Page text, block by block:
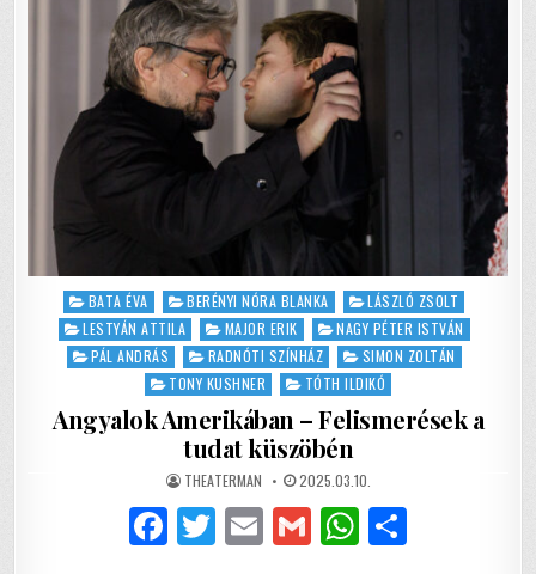
KOMMUNIKÁCIÓ
ÉS
AZ
ÉRDEKÉRVÉNYESÍTÉS
FONTOSSÁGÁRÓL
Posted
in
BATA ÉVA BERÉNYI NÓRA BLANKA
LÁSZLÓ ZSOLT
LESTYÁN ATTILA
MAJOR ERIK
NAGY PÉTER ISTVÁN
PÁL ANDRÁS
RADNÓTI SZÍNHÁZ
SIMON ZOLTÁN
TONY KUSHNER
TÓTH ILDIKÓ
Angyalok Amerikában – Felismerések a
tudat küszöbén
AUTHOR:
THEATERMAN PUBLISHED
DATE:
2025.03.10.
F T E G W